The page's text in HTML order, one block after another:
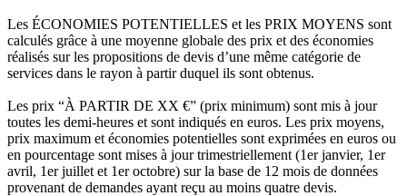
Les ÉCONOMIES POTENTIELLES et les PRIX MOYENS sont
calculés grâce à une moyenne globale des prix et des économies
réalisés sur les propositions de devis d’une même catégorie de
services dans le rayon à partir duquel ils sont obtenus.
Les prix “À PARTIR DE XX €” (prix minimum) sont mis à jour
toutes les demi-heures et sont indiqués en euros. Les prix moyens,
prix maximum et économies potentielles sont exprimées en euros ou
en pourcentage sont mises à jour trimestriellement (1er janvier, 1er
avril, 1er juillet et 1er octobre) sur la base de 12 mois de données
provenant de demandes ayant reçu au moins quatre devis.